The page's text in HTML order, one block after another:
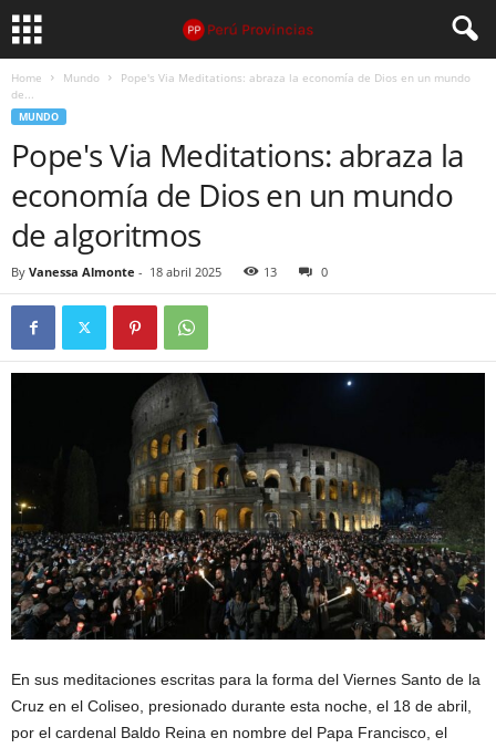
Home Mundo
Pope's Via Meditations: abraza la economía de Dios en un mundo
de...
MUNDO
Pope's Via Meditations: abraza la
economía de Dios en un mundo
de algoritmos
By Vanessa Almonte - 18 abril 2025 13 0
En sus meditaciones escritas para la forma del Viernes Santo de la
Cruz en el Coliseo, presionado durante esta noche, el 18 de abril,
por el cardenal Baldo Reina en nombre del Papa Francisco, el